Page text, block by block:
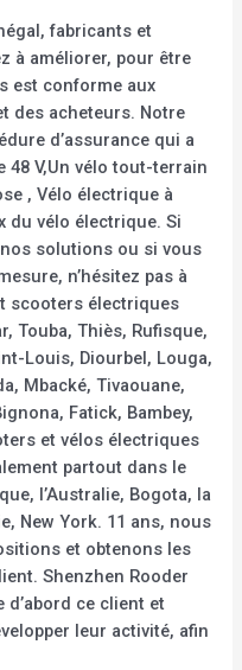
fabricants et
à améliorer, pour être
est conforme aux
des acheteurs. Notre
d’assurance qui a
48 V,Un vélo tout-terrain
, Vélo électrique à
du vélo électrique. Si
solutions ou si vous
n’hésitez pas à
scooters électriques
Touba, Thiès, Rufisque,
Louis, Diourbel, Louga,
Mbacké, Tivaouane,
Fatick, Bambey,
et vélos électriques
partout dans le
l’Australie, Bogota, la
New York. 11 ans, nous
et obtenons les
Shenzhen Rooder
ce client et
leur activité, afin